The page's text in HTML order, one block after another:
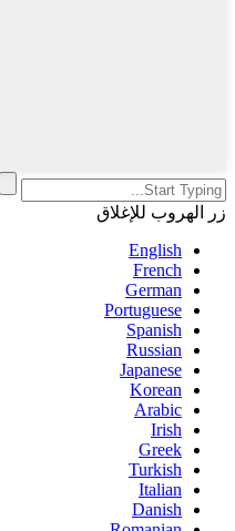
زر الهروب للإغلاق
English
French
German
Portuguese
Spanish
Russian
Japanese
Korean
Arabic
Irish
Greek
Turkish
Italian
Danish